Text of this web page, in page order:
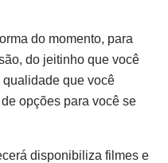
do momento, para
do jeitinho que você
qualidade que você
opções para você se
disponibiliza filmes e